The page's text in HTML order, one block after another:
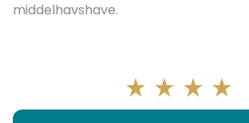
middelhavshave.